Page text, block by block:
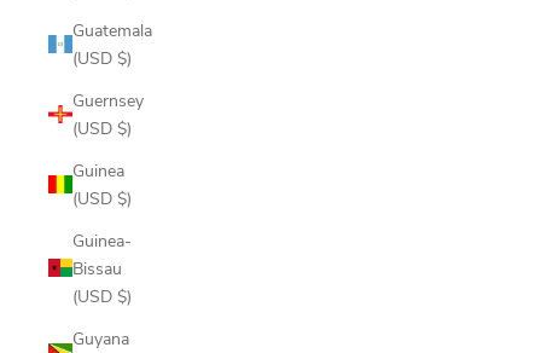
Guatemala
(USD $)
Guernsey
(USD $)
Guinea
(USD $)
Guinea-
Bissau
(USD $)
Guyana